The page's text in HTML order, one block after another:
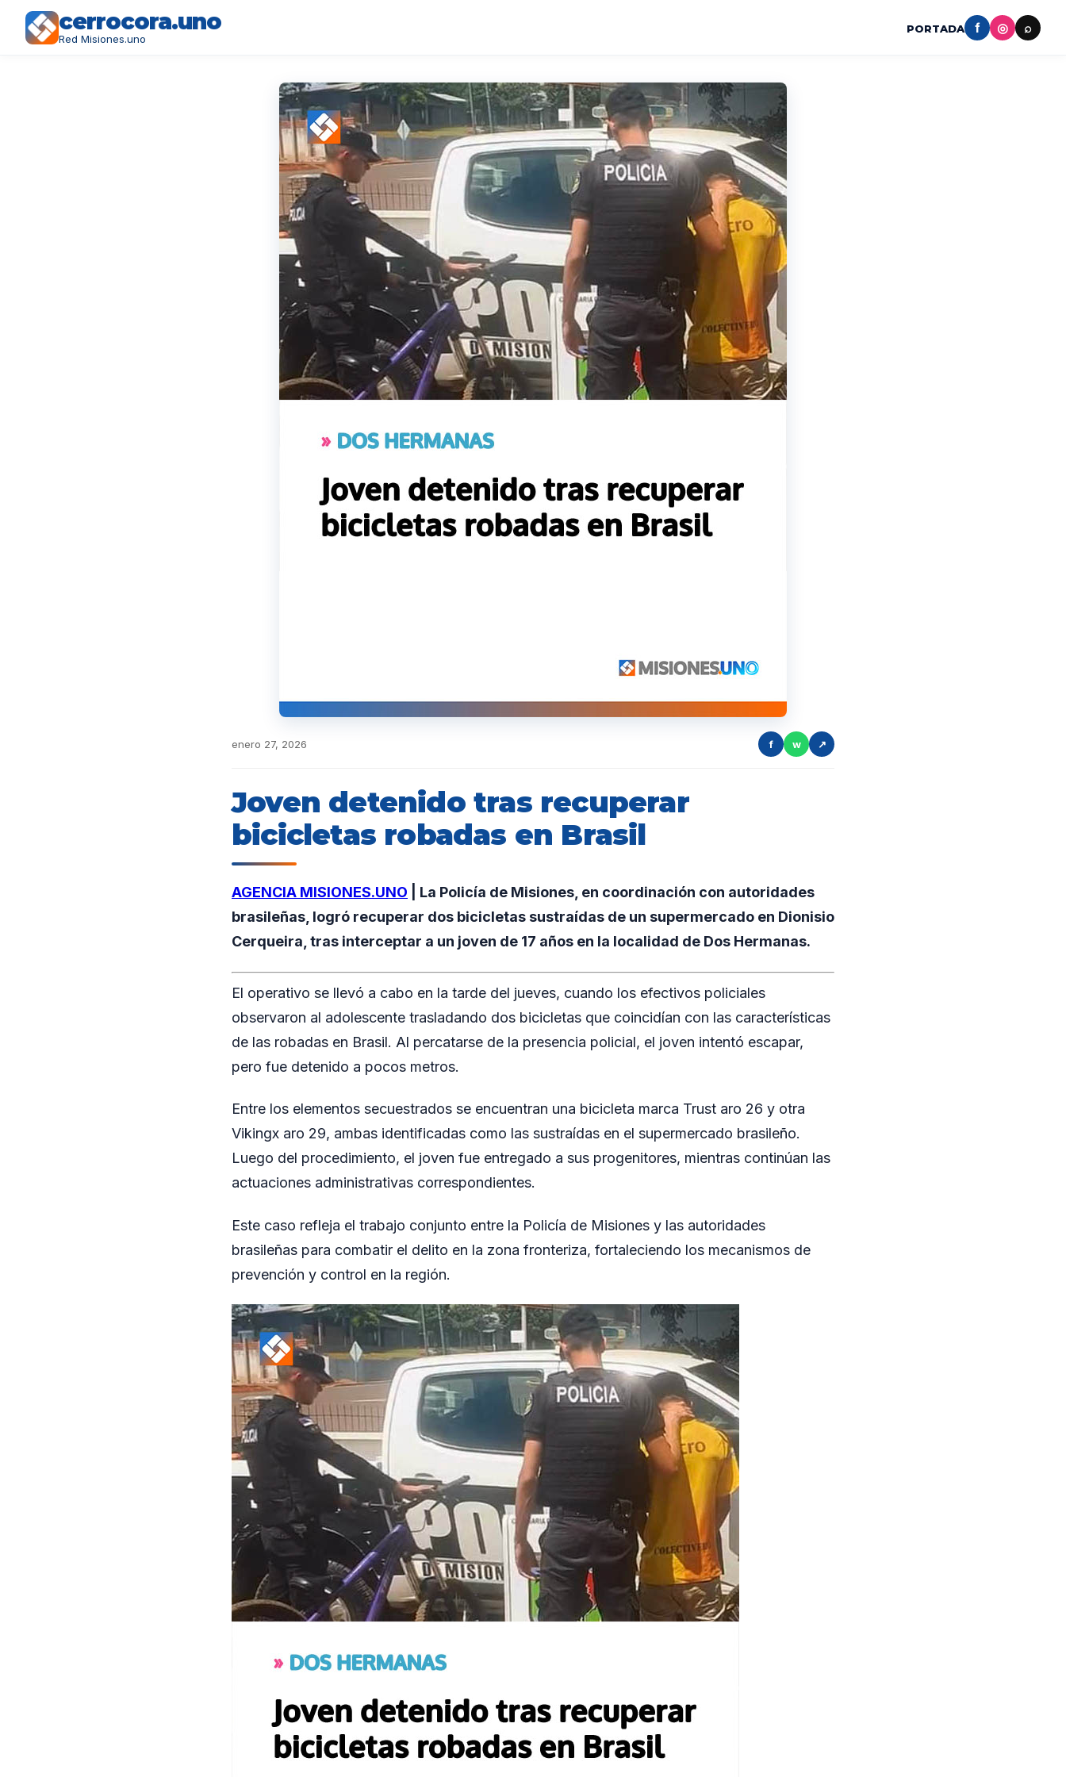
cerrocora.uno
Red Misiones.uno
PORTADA f ◎ ⌕
enero 27, 2026 f w ↗
Joven detenido tras recuperar
bicicletas robadas en Brasil
AGENCIA MISIONES.UNO | La Policía de Misiones, en coordinación con autoridades
brasileñas, logró recuperar dos bicicletas sustraídas de un supermercado en Dionisio
Cerqueira, tras interceptar a un joven de 17 años en la localidad de Dos Hermanas.
El operativo se llevó a cabo en la tarde del jueves, cuando los efectivos policiales
observaron al adolescente trasladando dos bicicletas que coincidían con las características
de las robadas en Brasil. Al percatarse de la presencia policial, el joven intentó escapar,
pero fue detenido a pocos metros.
Entre los elementos secuestrados se encuentran una bicicleta marca Trust aro 26 y otra
Vikingx aro 29, ambas identificadas como las sustraídas en el supermercado brasileño.
Luego del procedimiento, el joven fue entregado a sus progenitores, mientras continúan las
actuaciones administrativas correspondientes.
Este caso refleja el trabajo conjunto entre la Policía de Misiones y las autoridades
brasileñas para combatir el delito en la zona fronteriza, fortaleciendo los mecanismos de
prevención y control en la región.